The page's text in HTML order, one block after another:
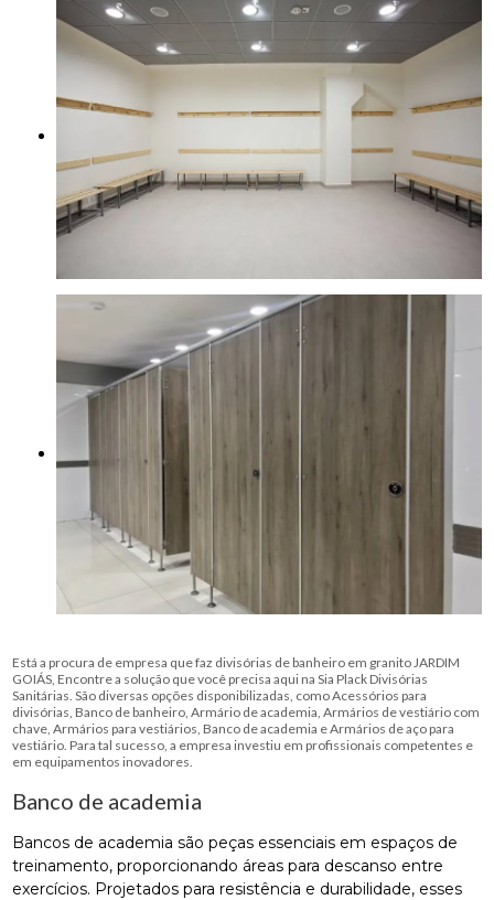
Está a procura de empresa que faz divisórias de banheiro em granito JARDIM
GOIÁS, Encontre a solução que você precisa aqui na Sia Plack Divisórias
Sanitárias. São diversas opções disponibilizadas, como Acessórios para
divisórias, Banco de banheiro, Armário de academia, Armários de vestiário com
chave, Armários para vestiários, Banco de academia e Armários de aço para
vestiário. Para tal sucesso, a empresa investiu em profissionais competentes e
em equipamentos inovadores.
Banco de academia
Bancos de academia são peças essenciais em espaços de
treinamento, proporcionando áreas para descanso entre
exercícios. Projetados para resistência e durabilidade, esses